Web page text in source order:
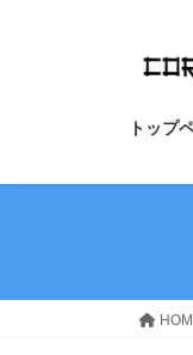
ス
ン
トップ